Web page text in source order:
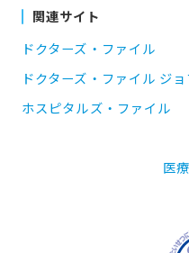
関連サイト
ドクターズ・ファイル
ドクターズ・ファイル ジ
ホスピタルズ・ファイル
医